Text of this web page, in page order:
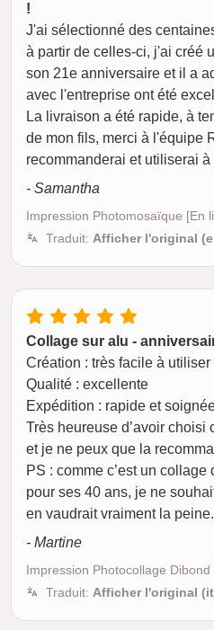
!
J'ai sélectionné des
à partir de celles-ci, j'ai créé
son 21e anniversaire et il a
avec l'entreprise ont été
La livraison a été rapide, à
de mon fils, merci à l'équipe
recommanderai et utiliserai
- Samantha
Impression Photomosaïque [En
Traduit: Afficher l'original
Collage sur alu -
Création : très facile à utiliser
Qualité : excellente
Expédition : rapide et
Très heureuse d’avoir choisi
et je ne peux que la
PS : comme c’est un collage
pour ses 40 ans, je ne
en vaudrait vraiment la
- Martine
Impression Photocollage Dibond
Traduit: Afficher l'original